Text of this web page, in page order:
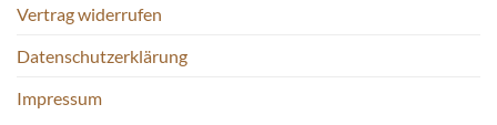
Vertrag widerrufen
Datenschutzerklärung
Impressum